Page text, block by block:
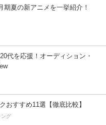
期夏の新アニメを一挙紹介！
代を応援！オーディション・
おすすめ11選【徹底比較】
ング